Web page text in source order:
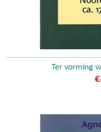
Ter vorming